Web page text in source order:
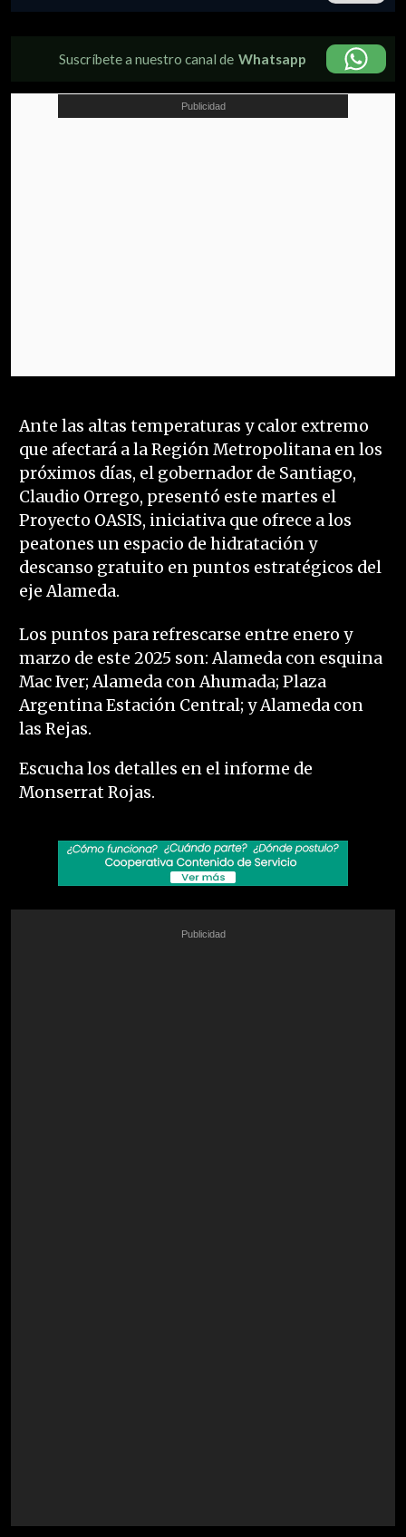
Suscríbete a nuestro canal de Whatsapp
Ante las altas temperaturas y calor extremo
que afectará a la Región Metropolitana en los
próximos días, el gobernador de Santiago,
Claudio Orrego, presentó este martes el
Proyecto OASIS, iniciativa que ofrece a los
peatones un espacio de hidratación y
descanso gratuito en puntos estratégicos del
eje Alameda.
Los puntos para refrescarse entre enero y
marzo de este 2025 son: Alameda con esquina
Mac Iver; Alameda con Ahumada; Plaza
Argentina Estación Central; y Alameda con
las Rejas.
Escucha los detalles en el informe de
Monserrat Rojas.